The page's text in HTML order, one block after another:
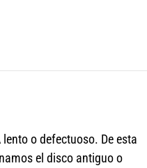
o defectuoso. De esta
el disco antiguo o